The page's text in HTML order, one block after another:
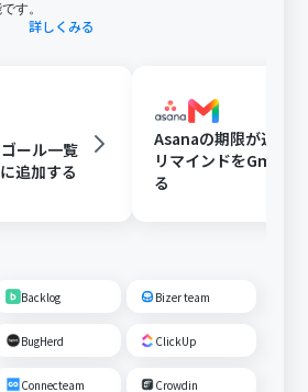
す。
詳しくみる
ール一覧
追加する
Asanaの期限が近い
リマインドをGmail
る
Backlog Bizer team
BugHerd ClickUp
Connecteam Crowdin